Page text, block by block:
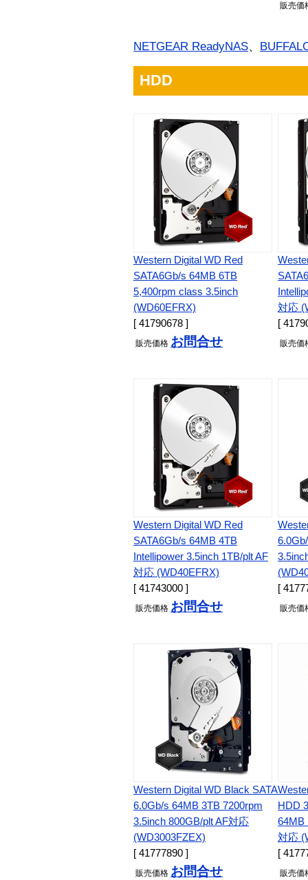
販売価
NETGEAR ReadyNAS、
HDD
Western Digital WD Red
SATA6Gb/s 64MB 6TB
5,400rpm class 3.5inch
(WD60EFRX)
[ 41790678 ]
販売価格 お問合せ
対応
[
販売価
Western Digital WD Red
SATA6Gb/s 64MB 4TB
Intellipower 3.5inch 1TB/plt AF
対応 (WD40EFRX)
[ 41743000 ]
販売価格 お問合せ
[
販売価
Western Digital WD Black SATA
6.0Gb/s 64MB 3TB 7200rpm
3.5inch 800GB/plt AF対応
(WD3003FZEX)
[ 41777890 ]
販売価格 お問合せ
HDD
64MB
対応
[
販売価